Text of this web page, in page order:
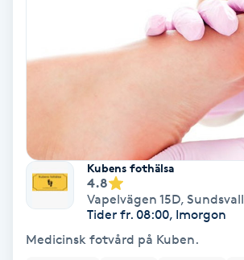
Hot Stone Massage
Huduppstramning
Kubens fothälsa
4.8
Vapelvägen 15D, Sundsvall
Tider fr. 08:00, Imorgon
Medicinsk fotvård på Kuben.